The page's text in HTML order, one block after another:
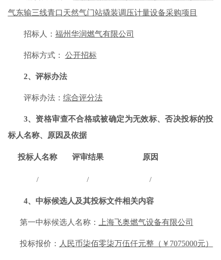
气东输三线青口天然气门站撬装调压计量设备采购项目
招标人： 福州华润燃气有限公司
招标方式： 公开招标
2、评标办法
评标办法： 综合评分法
3、 资格审查不合格或被确定为无效标、否决投标的投
标人名称、原因及依据
投标人名称 评审结果 原因
/ / /
4、中标候选人及其投标文件相关内容
第一中标候选人名称： 上海飞奥燃气设备有限公司
投标报价： 人民币柒佰零柒万伍仟元整（￥ 7075000元）